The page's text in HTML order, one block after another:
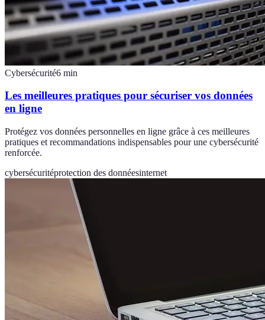
Cybersécurité6 min
Les meilleures pratiques pour sécuriser vos données
en ligne
Protégez vos données personnelles en ligne grâce à ces meilleures
pratiques et recommandations indispensables pour une cybersécurité
renforcée.
cybersécuritéprotection des donnéesinternet